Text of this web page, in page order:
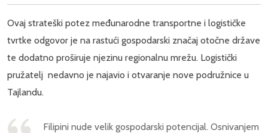
Ovaj strateški potez međunarodne transportne i logističke
tvrtke odgovor je na rastući gospodarski značaj otočne države
te dodatno proširuje njezinu regionalnu mrežu. Logistički
pružatelj nedavno je najavio i otvaranje nove podružnice u
Tajlandu.
Filipini nude velik gospodarski potencijal. Osnivanjem